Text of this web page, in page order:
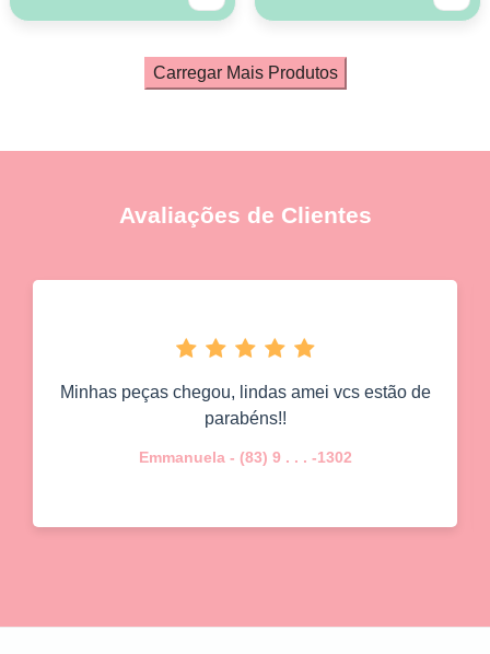
Carregar Mais Produtos
Avaliações de Clientes
Eu amei, to apaixonada por tudo. Tecidos bom,
lindosss!!!!!!
Jessica - (47) 9 . . . -5174